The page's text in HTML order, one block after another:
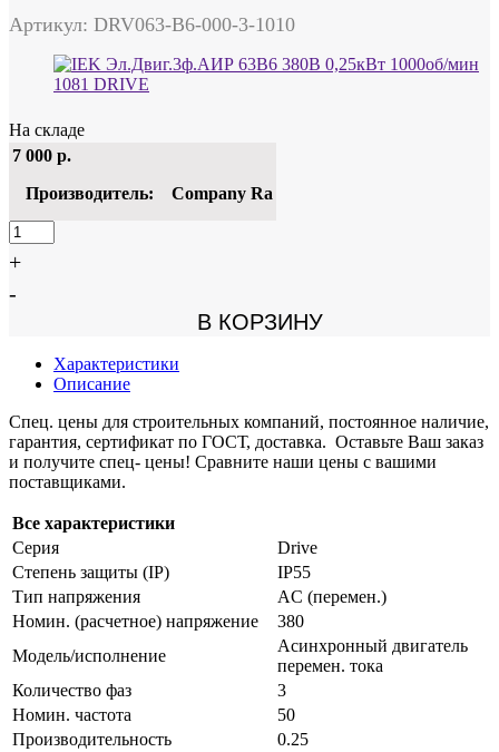
Артикул: DRV063-B6-000-3-1010
На складе
7 000 р.
Производитель:
Company Ra
+
-
В КОРЗИНУ
Характеристики
Описание
Спец. цены для строительных компаний, постоянное наличие,
гарантия, сертификат по ГОСТ, доставка. Оставьте Ваш заказ
и получите спец- цены! Сравните наши цены с вашими
поставщиками.
Все характеристики
Серия
Drive
Степень защиты (IP)
IP55
Тип напряжения
AC (перемен.)
Номин. (расчетное) напряжение
380
Модель/исполнение
Асинхронный двигатель
перемен. тока
Количество фаз
3
Номин. частота
50
Производительность
0.25